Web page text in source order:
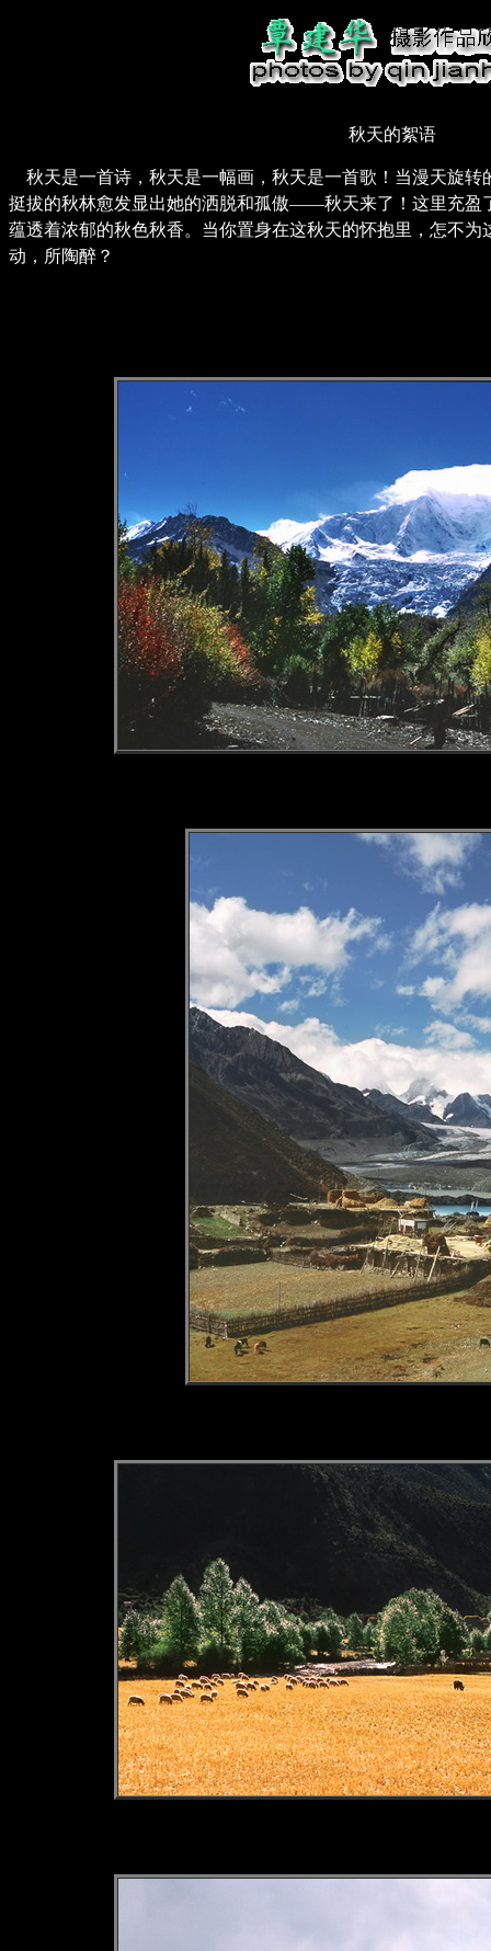
秋天的絮语
秋天是一首诗，秋天是一幅画，秋天是一首歌！当漫天旋转
挺拔的秋林愈发显出她的洒脱和孤傲——秋天来了！这里充盈
蕴透着浓郁的秋色秋香。当你置身在这秋天的怀抱里，怎不
动，所陶醉？